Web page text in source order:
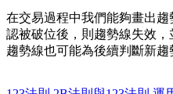
在交易過程中我們能夠畫出
認被破位後，則趨勢線失效
趨勢線也可能為後續判斷新趨